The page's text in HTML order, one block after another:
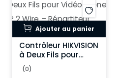
Ajouter au panier
Contrôleur HIKVISION
à Deux Fils pour
Vidéophone IP 2 Wire
– Répartiteur Vidéo
(0)